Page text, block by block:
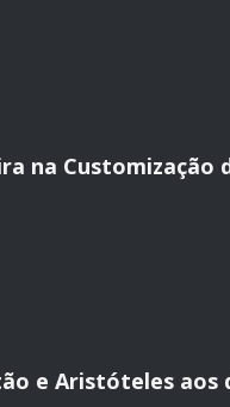
na Customização
e Aristóteles aos